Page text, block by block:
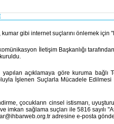
kumar gibi internet suçlarını önlemek
İletişim Başkanlığı
açıklamaya göre kuruma bağlı
İşlenen Suçlarla Mücadele
çocukların cinsel istismarı,
imkan sağlama suçları ile 5816
adresine e-posta